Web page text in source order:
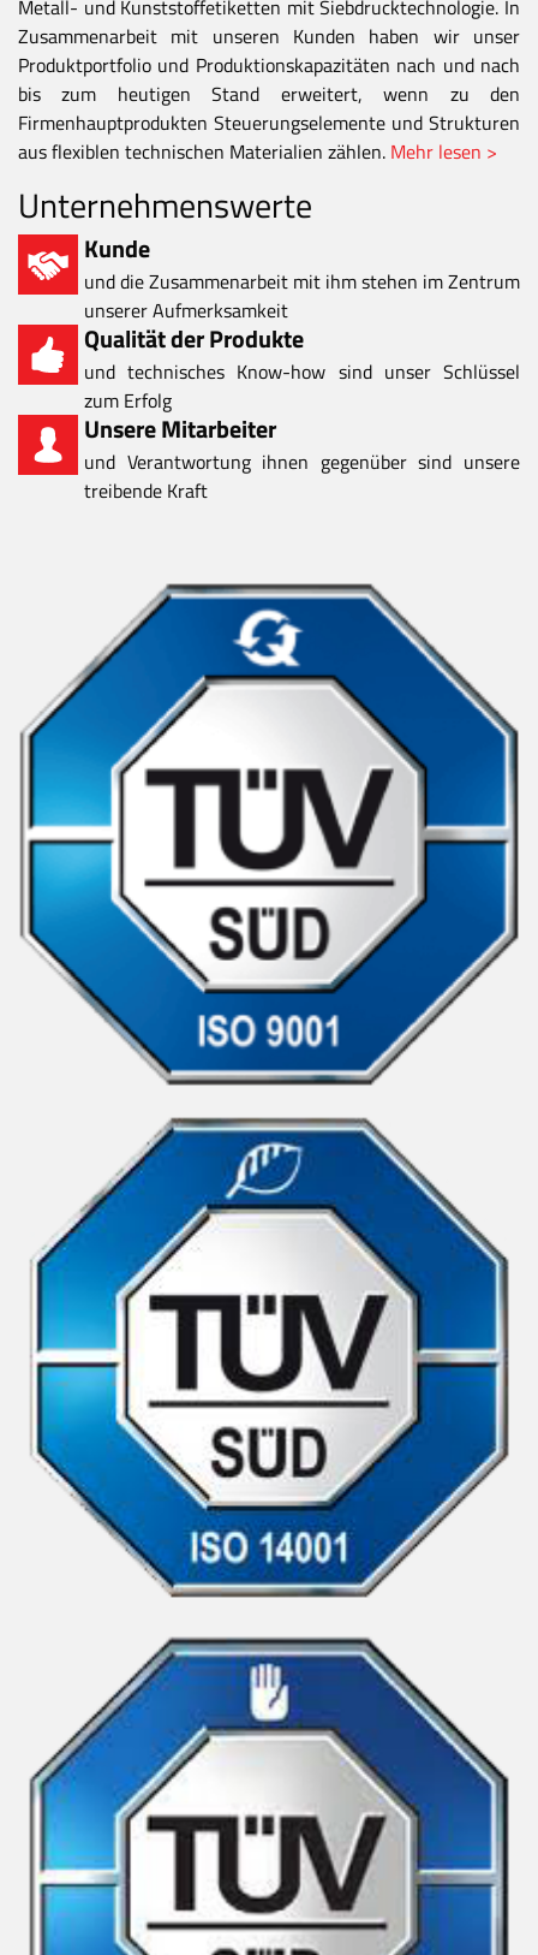
Metall- und Kunststoffetiketten mit Siebdrucktechnologie. In
Zusammenarbeit mit unseren Kunden haben wir unser
Produktportfolio und Produktionskapazitäten nach und nach
bis zum heutigen Stand erweitert, wenn zu den
Firmenhauptprodukten Steuerungselemente und Strukturen
aus flexiblen technischen Materialien zählen. Mehr lesen >
Unternehmenswerte
Kunde
und die Zusammenarbeit mit ihm stehen im Zentrum
unserer Aufmerksamkeit
Qualität der Produkte
und technisches Know-how sind unser Schlüssel
zum Erfolg
Unsere Mitarbeiter
und Verantwortung ihnen gegenüber sind unsere
treibende Kraft